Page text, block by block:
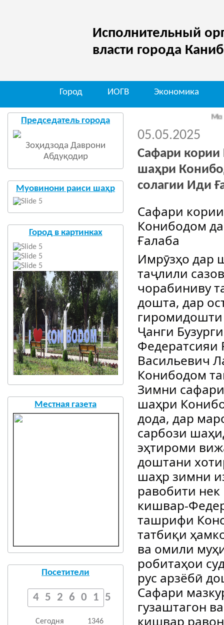
Исполнительный
власти города
Город ИОГВ Экономика
Председатель города
Зоҳидзода Даврони
Абдуқодир
Муовинони раиси шаҳр
Город в картинках
Местная газета
Посетители
4526015
Сегодня
1346
Мо дар
05.05.2025
Сафари кории
шаҳри
солагии Иди
Сафари
Конибодом
Ғалаба
Имрӯзҳо дар
таҷлили
чорабиниву
дошта, дар
Ҷанги
Федератсияи
Васильевич
Конибодом
Зимни
шаҳри
дода, дар
сарбози
эҳтироми
доштани
шаҳр зимни
равобити
кишвар-
ташрифи
татбиқи
ва омили
робитаҳои
рус арзёбӣ
Сафари
гузаштагон
кишвар